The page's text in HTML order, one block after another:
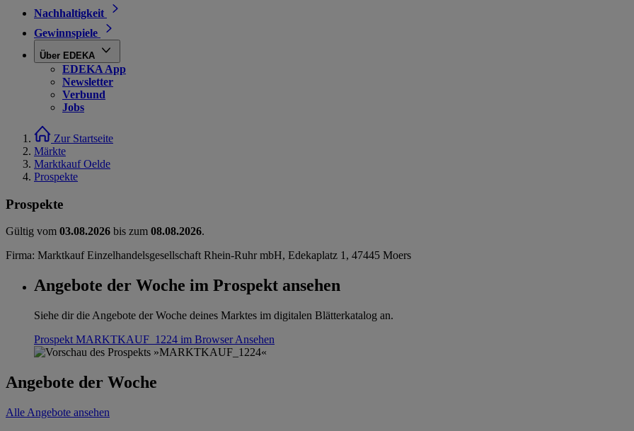
Nachhaltigkeit
Gewinnspiele
Über EDEKA
EDEKA App
Newsletter
Verbund
Jobs
Zur Startseite
Märkte
Marktkauf Oelde
Prospekte
Prospekte
Gültig vom 03.08.2026 bis zum 08.08.2026.
Firma: Marktkauf Einzelhandelsgesellschaft Rhein-Ruhr mbH, Edekaplatz 1, 47445 Moers
Angebote der Woche im Prospekt ansehen
Siehe dir die Angebote der Woche deines Marktes im digitalen Blätterkatalog an.
Prospekt MARKTKAUF_1224 im BrowserAnsehen
Angebote der Woche
Alle Angebote ansehen